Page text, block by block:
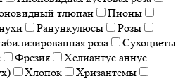
тлюпан
Пионы
Ранункулюсы
Розы
роза
Сухоцветы
Фрезия
Хелиантус аннус
Хлопок
Хризантемы